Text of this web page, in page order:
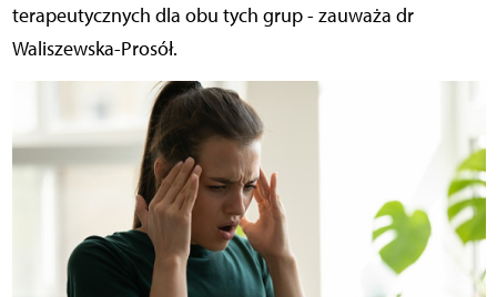
terapeutycznych dla obu tych grup - zauważa dr
Waliszewska-Prosół.